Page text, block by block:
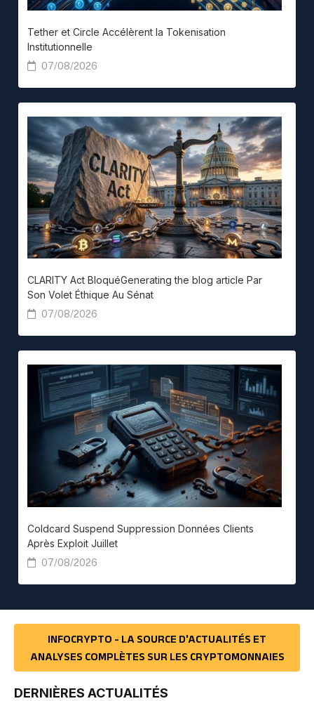
Tether et Circle Accélèrent la Tokenisation
Institutionnelle
07/08/2026
CLARITY Act BloquéGenerating the blog article Par
Son Volet Éthique Au Sénat
07/08/2026
Coldcard Suspend Suppression Données Clients
Après Exploit Juillet
07/08/2026
INFOCRYPTO - LA SOURCE D'ACTUALITÉS ET
ANALYSES COMPLÈTES SUR LES CRYPTOMONNAIES
DERNIÈRES ACTUALITÉS